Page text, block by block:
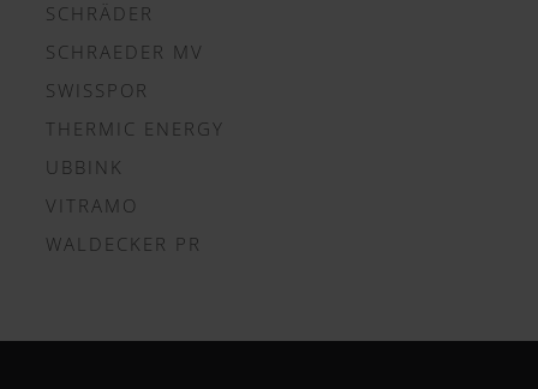
SCHRÄDER
SCHRAEDER MV
SWISSPOR
THERMIC ENERGY
UBBINK
VITRAMO
WALDECKER PR